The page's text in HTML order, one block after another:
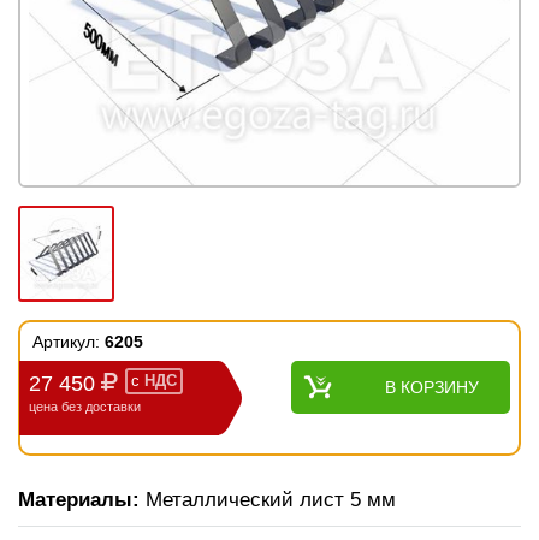
Артикул: 6205
27 450 с НДС
цена без доставки
В КОРЗИНУ
Материалы: Металлический лист 5 мм